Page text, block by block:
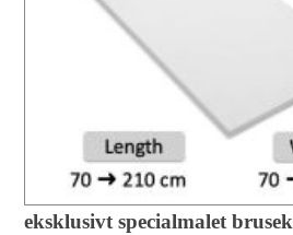
eksklusivt specialmalet